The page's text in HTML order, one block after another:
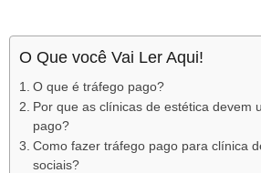
O Que você Vai Ler Aqui!
O que é tráfego pago?
Por que as clínicas de estética devem
pago?
Como fazer tráfego pago para clínica
sociais?